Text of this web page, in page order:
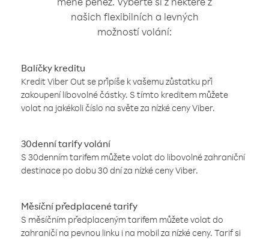
našich flexibilních a levných
možností volání:
Balíčky kreditu
Kredit Viber Out se připíše k vašemu zůstatku při
zakoupení libovolné částky. S tímto kreditem můžete
volat na jakékoli číslo na světe za nízké ceny Viber.
30denní tarify volání
S 30denním tarifem můžete volat do libovolné zahraniční
destinace po dobu 30 dní za nízké ceny Viber.
Měsíční předplacené tarify
S měsíčním předplaceným tarifem můžete volat do
zahraničí na pevnou linku i na mobil za nízké ceny. Tarif si